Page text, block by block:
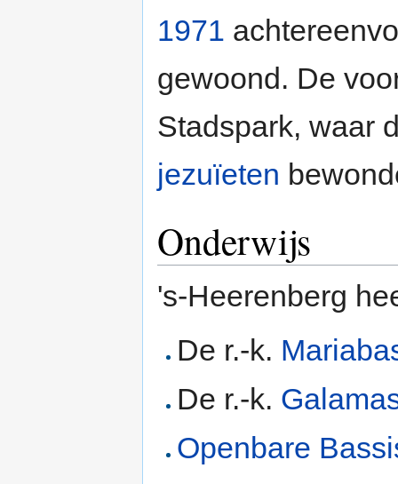
1971
gewoond. De
Stadspark, waar
jezuïeten
Onderwijs
's-Heerenberg
De r.-k.
De r.-k.
Openbare